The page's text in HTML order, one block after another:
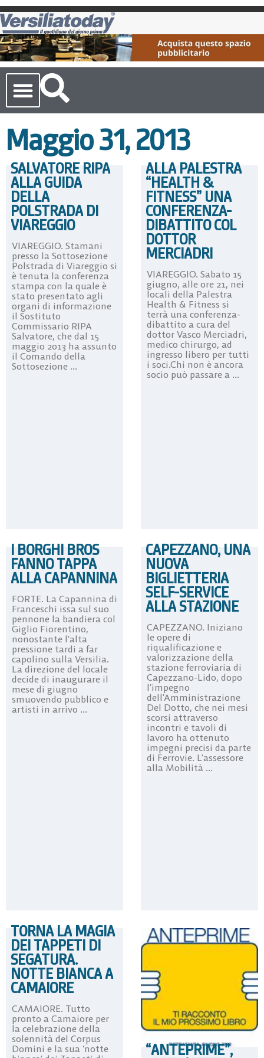
Maggio 31, 2013
SALVATORE RIPA
ALLA GUIDA
DELLA
POLSTRADA DI
VIAREGGIO
VIAREGGIO. Stamani
presso la Sottosezione
Polstrada di Viareggio si
è tenuta la conferenza
stampa con la quale è
stato presentato agli
organi di informazione
il Sostituto
Commissario RIPA
Salvatore, che dal 15
maggio 2013 ha assunto
il Comando della
Sottosezione ...
ALLA PALESTRA
“HEALTH &
FITNESS” UNA
CONFERENZA-
DIBATTITO COL
DOTTOR
MERCIADRI
VIAREGGIO. Sabato 15
giugno, alle ore 21, nei
locali della Palestra
Health & Fitness si
terrà una conferenza-
dibattito a cura del
dottor Vasco Merciadri,
medico chirurgo, ad
ingresso libero per tutti
i soci.Chi non è ancora
socio può passare a ...
I BORGHI BROS
FANNO TAPPA
ALLA CAPANNINA
FORTE. La Capannina di
Franceschi issa sul suo
pennone la bandiera col
Giglio Fiorentino,
nonostante l’alta
pressione tardi a far
capolino sulla Versilia.
La direzione del locale
decide di inaugurare il
mese di giugno
smuovendo pubblico e
artisti in arrivo ...
CAPEZZANO, UNA
NUOVA
BIGLIETTERIA
SELF-SERVICE
ALLA STAZIONE
CAPEZZANO. Iniziano
le opere di
riqualificazione e
valorizzazione della
stazione ferroviaria di
Capezzano-Lido, dopo
l’impegno
dell’Amministrazione
Del Dotto, che nei mesi
scorsi attraverso
incontri e tavoli di
lavoro ha ottenuto
impegni precisi da parte
di Ferrovie. L’assessore
alla Mobilità ...
TORNA LA MAGIA
DEI TAPPETI DI
SEGATURA.
NOTTE BIANCA A
CAMAIORE
CAMAIORE. Tutto
pronto a Camaiore per
la celebrazione della
solennità del Corpus
Domini e la sua ‘notte
“ANTEPRIME”,